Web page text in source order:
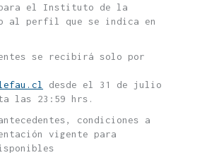
el Instituto de la
al perfil que se indica en
se recibirá solo por
desde el 31 de julio
las 23:59 hrs.
condiciones a
vigente para